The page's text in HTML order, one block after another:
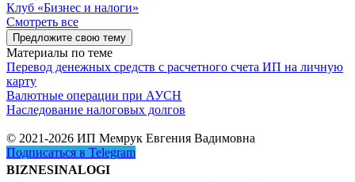
Клуб «Бизнес и налоги»
Смотреть все
Предложите свою тему
Материалы по теме
Перевод денежных средств с расчетного счета ИП на личную
карту
Валютные операции при АУСН
Наследование налоговых долгов
© 2021-2026 ИП Мемрук Евгения Вадимовна
Подписаться в Telegram
BIZNESINALOGI